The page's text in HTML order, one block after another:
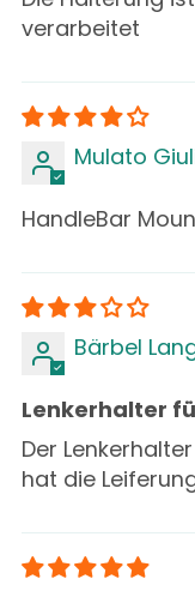
verarbeitet
Mulato
HandleBar
Bärbel
Lenkerhalter
Der
hat die